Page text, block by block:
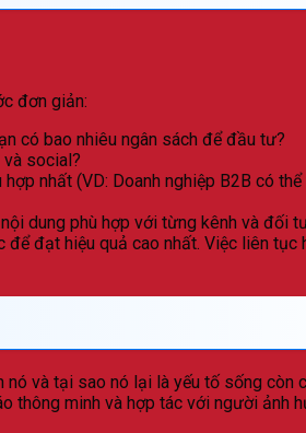
đơn giản:
có bao nhiêu ngân sách để đầu tư?
social?
hợp nhất (VD: Doanh nghiệp B2B có
dung phù hợp với từng kênh và đối
đạt hiệu quả cao nhất. Việc liên tục
nó và tại sao nó lại là yếu tố sống còn
thông minh và hợp tác với người ảnh